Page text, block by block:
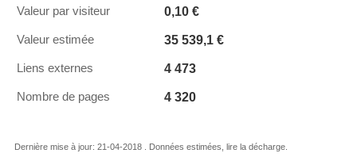
Valeur par visiteur 0,10 €
Valeur estimée 35 539,1 €
Liens externes 4 473
Nombre de pages 4 320
Dernière mise à jour: 21-04-2018 . Données estimées, lire la décharge.